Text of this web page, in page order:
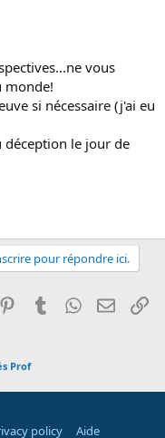
vous
monde!
si nécessaire (j'ai eu
déception le jour de
pour répondre ici.
PinterestTumblrWhatsApp
Email
Prof
policy Aide